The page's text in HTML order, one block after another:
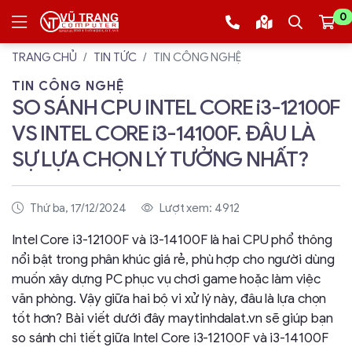
0
TRANG CHỦ TIN TỨC TIN CÔNG NGHỆ
TIN CÔNG NGHỆ
SO SÁNH CPU INTEL CORE i3-12100F
VS INTEL CORE i3-14100F. ĐÂU LÀ
SỰ LỰA CHỌN LÝ TƯỞNG NHẤT?
Thứ ba, 17/12/2024 Lượt xem: 4912
Intel Core i3-12100F và i3-14100F là hai CPU phổ thông
nổi bật trong phân khúc giá rẻ, phù hợp cho người dùng
muốn xây dựng PC phục vụ chơi game hoặc làm việc
văn phòng. Vậy giữa hai bộ vi xử lý này, đâu là lựa chọn
tốt hơn? Bài viết dưới đây maytinhdalat.vn sẽ giúp bạn
so sánh chi tiết giữa Intel Core i3-12100F và i3-14100F